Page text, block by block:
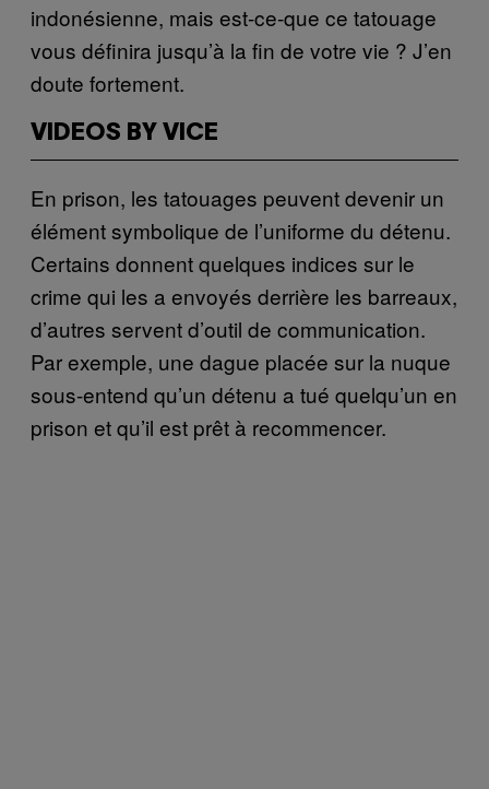
indonésienne, mais est-ce-que ce tatouage
vous définira jusqu’à la fin de votre vie ? J’en
doute fortement.
VIDEOS BY VICE
En prison, les tatouages peuvent devenir un
élément symbolique de l’uniforme du détenu.
Certains donnent quelques indices sur le
crime qui les a envoyés derrière les barreaux,
d’autres servent d’outil de communication.
Par exemple, une dague placée sur la nuque
sous-entend qu’un détenu a tué quelqu’un en
prison et qu’il est prêt à recommencer.